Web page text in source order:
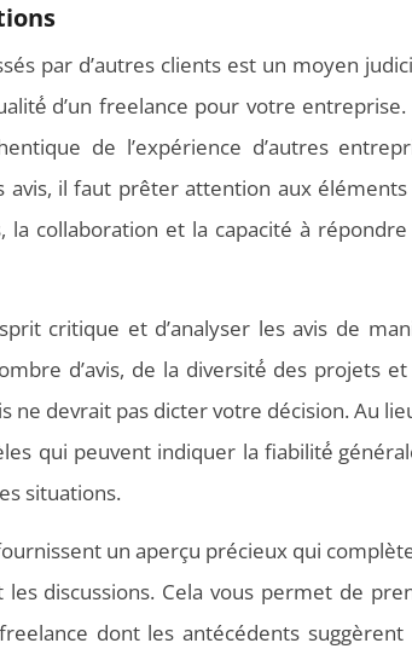
par d’autres clients est un moyen
d’un freelance pour votre entreprise.
de l’expérience d’autres
avis, il faut prêter attention aux
collaboration et la capacité à répondre
critique et d’analyser les avis de
d’avis, de la diversité́ des projets
ne devrait pas dicter votre décision. Au
qui peuvent indiquer la fiabilité́
situations.
un aperçu précieux qui
discussions. Cela vous permet de
dont les antécédents suggèrent